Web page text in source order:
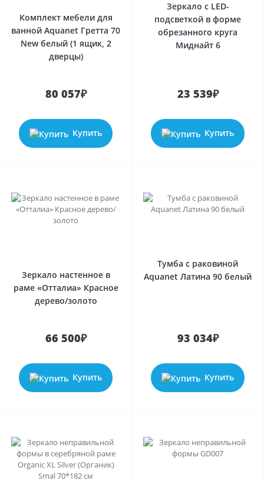
Комплект мебели для
ванной Aquanet Гретта 70
New белый (1 ящик, 2
дверцы)
80 057₽
Купить
Зеркало с LED-
подсветкой в форме
обрезанного круга
Миднайт 6
23 539₽
Купить
Зеркало настенное в
раме «Отталиа» Красное
дерево/золото
66 500₽
Купить
Тумба с раковиной
Aquanet Латина 90 белый
93 034₽
Купить